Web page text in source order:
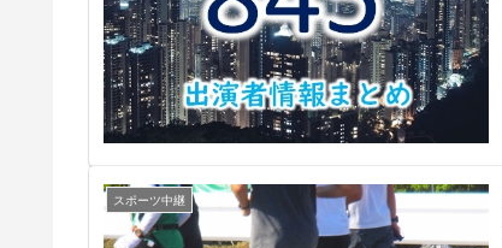
スポーツ中継